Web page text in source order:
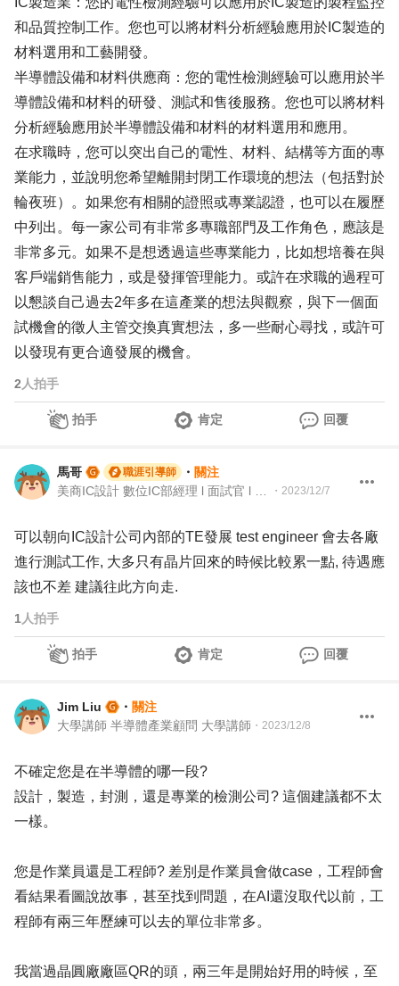
和品質控制工作。您也可以將材料分析經驗應用於IC製造的
材料選用和工藝開發。
半導體設備和材料供應商：您的電性檢測經驗可以應用於半
導體設備和材料的研發、測試和售後服務。您也可以將材料
分析經驗應用於半導體設備和材料的材料選用和應用。
在求職時，您可以突出自己的電性、材料、結構等方面的專
業能力，並說明您希望離開封閉工作環境的想法（包括對於
輪夜班）。如果您有相關的證照或專業認證，也可以在履歷
中列出。每一家公司有非常多專職部門及工作角色，應該是
非常多元。如果不是想透過這些專業能力，比如想培養在與
客戶端銷售能力，或是發揮管理能力。或許在求職的過程可
以懇談自己過去2年多在這產業的想法與觀察，與下一個面
試機會的徵人主管交換真實想法，多一些耐心尋找，或許可
以發現有更合適發展的機會。
2 人拍手
拍手 肯定 回覆
馬哥 職涯引導師 ・ 關注
・ 2023/12/7
可以朝向IC設計公司內部的TE發展 test engineer 會去各廠
進行測試工作, 大多只有晶片回來的時候比較累一點, 待遇應
該也不差 建議往此方向走.
1 人拍手
拍手 肯定 回覆
Jim Liu ・ 關注
大學講師 半導體產業顧問 大學講師 ・ 2023/12/8
不確定您是在半導體的哪一段?
設計，製造，封測，還是專業的檢測公司? 這個建議都不太
一樣。
您是作業員還是工程師? 差別是作業員會做case，工程師會
看結果看圖說故事，甚至找到問題，在AI還沒取代以前，工
程師有兩三年歷練可以去的單位非常多。
我當過晶圓廠廠區QR的頭，兩三年是開始好用的時候，至